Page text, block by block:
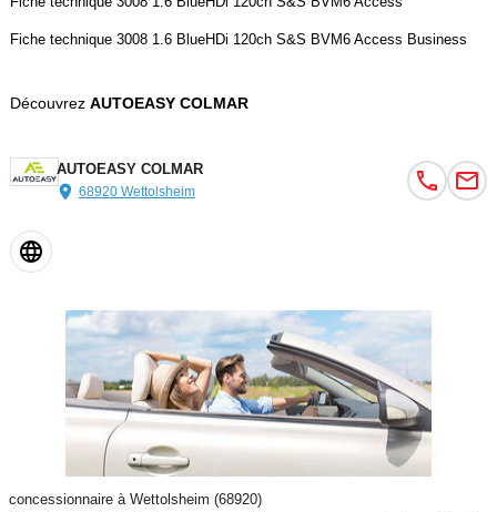
- Prestation de courtage carte grise
- Garantie 12 mois inclus
- Pack EASY PREMIUM de 800euro TTC :
- Nettoyage intérieur / extérieur prestige
- Pack sécurité (Gilet + triangle)
- Prestation de courtage carte grise
- Garantie 12 mois Premium inclus
- Votre Agence vous accueil du Lundi au Samedi sur RDV ou
pendant nos horaires d'ouverture à l'adresse suivante :
132 ROUTE DE ROUFFACH
LES ERLEN / COLMARVéhicule sélectionné par le réseau AutoEasy
- Visible uniquement sur rendez vous
- Possibilité d'extension de garantie jusqu'à 48 mois maximum avec
Fiche technique 3008 1.6 BlueHDi 120ch S&S BVM6 Access Business
Découvrez AUTOEASY COLMAR
AUTOEASY COLMAR
68920 Wettolsheim
concessionnaire à Wettolsheim (68920)